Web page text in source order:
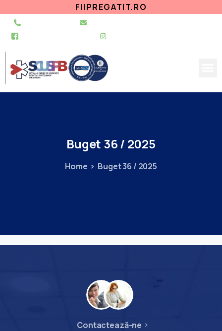
FIIPREGATIT.RO
Buget 36/ 2025
Home Buget 36 / 2025
Contactează-ne